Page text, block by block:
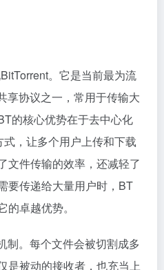
。它是当前最为流
享协议之一，常用于传输大
的核心优势在于去中心化
式，让多个用户上传和下载
文件传输的效率，还减轻了
要传递给大量用户时，BT
卓越优势。
制。每个文件会被切割成多
是被动的接收者，也充当上